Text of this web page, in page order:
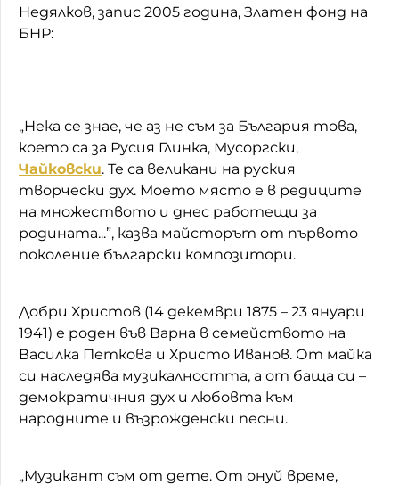
Недялков, запис 2005 година, Златен фонд на
БНР:
„Нека се знае, че аз не съм за България това,
което са за Русия Глинка, Мусоргски,
Чайковски. Те са великани на руския
творчески дух. Моето място е в редиците
на множеството и днес работещи за
родината...”, казва майсторът от първото
поколение български композитори.
Добри Христов (14 декември 1875 – 23 януари
1941) е роден във Варна в семейството на
Василка Петкова и Христо Иванов. От майка
си наследява музикалността, а от баща си –
демократичния дух и любовта към
народните и възрожденски песни.
„Музикант съм от дете. От онуй време,